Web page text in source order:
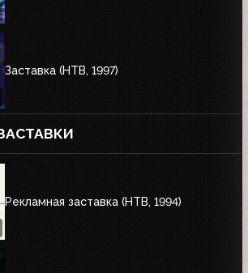
Заставка (НТВ, 1997)
Рекламная заставка (НТВ, 1994)